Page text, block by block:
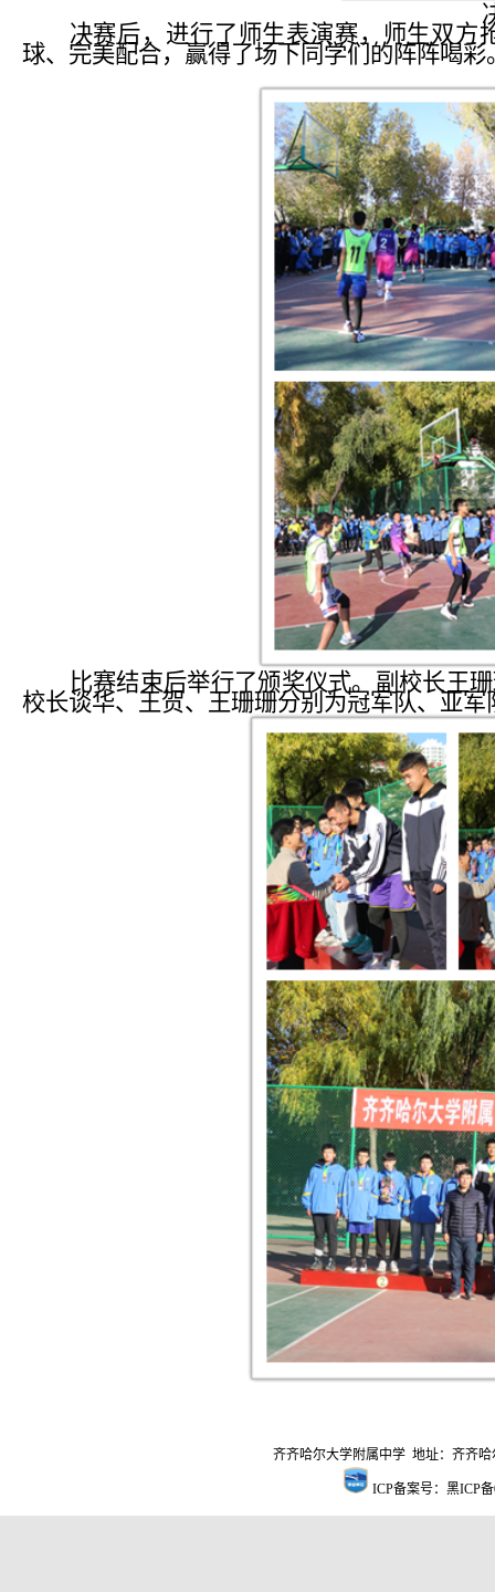
决赛后，进行了师生表演赛，师生双方
球、完美配合，赢得了场下同学们的阵阵喝彩
比赛结束后举行了颁奖仪式。副校长王
校长谈华、王贺、王珊珊分别为冠军队、亚
齐齐哈尔大学附属中学 地址：齐齐哈
ICP备案号：黑ICP